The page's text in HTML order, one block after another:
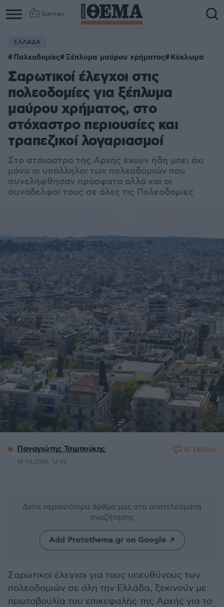
Games
ΕΛΛΑΔΑ
Πολεοδομίες Ξέπλυμα μαύρου χρήματος Κύκλωμα
Σαρωτικοί έλεγχοι στις
πολεοδομίες για ξέπλυμα
μαύρου χρήματος, στο
στόχαστρο περιουσίες και
τραπεζικοί λογαριασμοί
Στο στόχαστρο της Αρχής έχουν ήδη μπει όχι
μόνο οι υπάλληλοι των πολεοδομιών που
συνελήφθησαν πρόσφατα αλλά και οι
συνάδελφοί τους σε όλες τις Πολεοδομίες
Παναγιώτης Τσιμπούκης
18.06.2026, 12:43
92 ΣΧΟΛΙΑ
Δείτε περισσότερα άρθρα μας στα αποτελέσματα
αναζήτησης
Add Protothema.gr on Google
Σαρωτικοί έλεγχοι για τους υπευθύνους των
πολεοδομιών σε όλη την Ελλάδα, ξεκινούν με
πρωτοβουλία του επικεφαλής της Αρχής για το